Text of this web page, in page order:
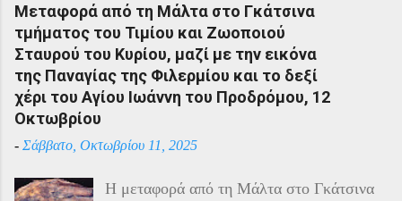
του Πόντου είχε και αυτός στη διάρκεια
του πολέμου την ίδια τύχη με τον
υπόλοιπο μικρασιατικό πληθυσμό. Με την
είσοδο της Τουρκίας στον πόλεμο
πραγματοποιήθηκαν εκκενώσεις οικισμών,
οικογένειες των φυγοστράτων.
έδωσαν οι Πόντιοι στην καταπίεση με την
Μεταφορά από τη Μάλτα στο Γκάτσινα
τμήματος του Τιμίου και Ζωοποιού
Σταυρού του Κυρίου, μαζί με την εικόνα
της Παναγίας της Φιλερμίου και το δεξί
χέρι του Αγίου Ιωάννη του Προδρόμου, 12
Οκτωβρίου
- Σάββατο, Οκτωβρίου 11, 2025
Η μεταφορά από τη Μάλτα στο Γκάτσινα